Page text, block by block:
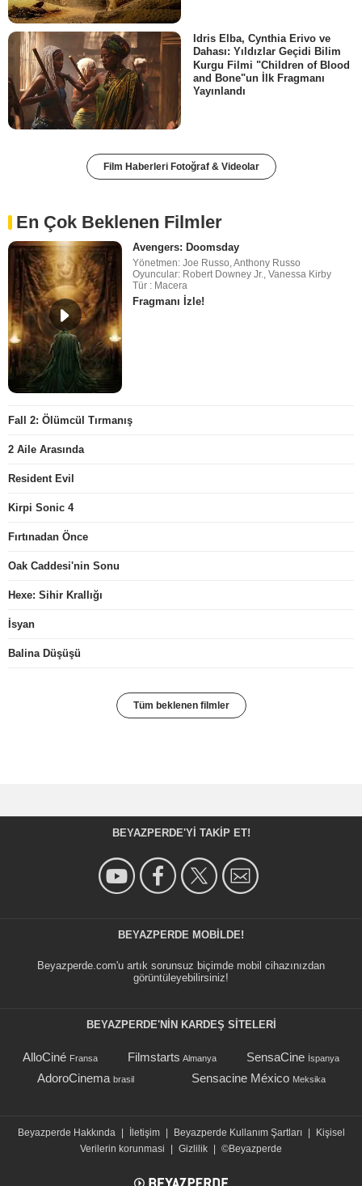
Idris Elba, Cynthia Erivo ve
Dahası: Yıldızlar Geçidi Bilim
Kurgu Filmi "Children of Blood
and Bone"un İlk Fragmanı
Yayınlandı
Film Haberleri Fotoğraf & Videolar
En Çok Beklenen Filmler
Avengers: Doomsday
Yönetmen: Joe Russo, Anthony Russo
Oyuncular: Robert Downey Jr., Vanessa Kirby
Tür : Macera
Fragmanı İzle!
Fall 2: Ölümcül Tırmanış
2 Aile Arasında
Resident Evil
Kirpi Sonic 4
Fırtınadan Önce
Oak Caddesi'nin Sonu
Hexe: Sihir Krallığı
İsyan
Balina Düşüşü
Tüm beklenen filmler
BEYAZPERDE'YI TAKIP ET!
BEYAZPERDE MOBILDE!
Beyazperde.com'u artık sorunsuz biçimde mobil cihazınızdan
görüntüleyebilirsiniz!
BEYAZPERDE'NIN KARDEŞ SİTELERİ
AlloCiné Fransa Filmstarts Almanya SensaCine İspanya
AdoroCinema brasil Sensacine México Meksika
Beyazperde Hakkında İletişim Beyazperde Kullanım Şartları
Kişisel
Verilerin korunmasi
Gizlilik ©Beyazperde